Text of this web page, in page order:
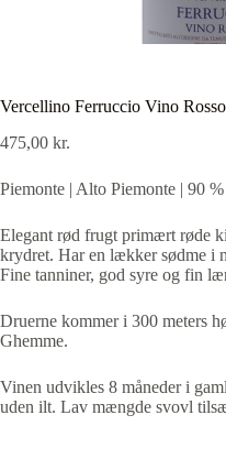
Vercellino Ferruccio Vino
475,00 kr.
Piemonte | Alto Piemonte | 90
Elegant rød frugt primært røde
krydret. Har en lækker sødme i
Fine tanniner, god syre og fin
Druerne kommer i 300 meters
Ghemme.
Vinen udvikles 8 måneder i
uden ilt. Lav mængde svovl